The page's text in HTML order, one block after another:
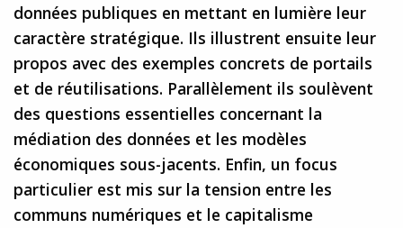
données publiques en mettant en lumière leur
caractère stratégique. Ils illustrent ensuite leur
propos avec des exemples concrets de portails
et de réutilisations. Parallèlement ils soulèvent
des questions essentielles concernant la
médiation des données et les modèles
économiques sous-jacents. Enfin, un focus
particulier est mis sur la tension entre les
communs numériques et le capitalisme